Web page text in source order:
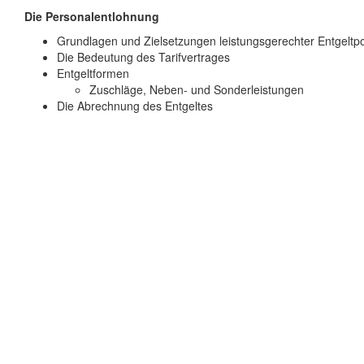
Die Personalentlohnung
Grundlagen und Zielsetzungen leistungsgerechter
Die Bedeutung des Tarifvertrages
Entgeltformen
Zuschläge, Neben- und Sonderleistungen
Die Abrechnung des Entgeltes